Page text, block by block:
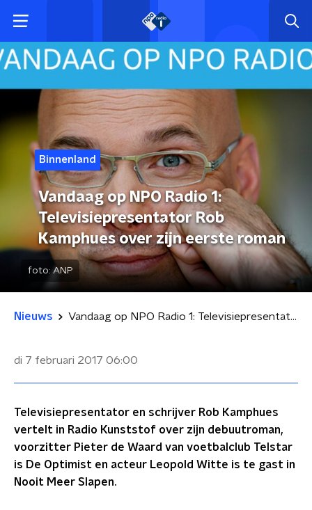
Binnenland
Vandaag op NPO Radio 1:
Televisiepresentator Rob
Kamphues over zijn eerste roman
foto:ANP
Nieuws Vandaag op NPO Radio 1: Televisiepresentator Rob Kamphues over zijn eerste roman
di 7 februari 2017 06:00
Televisiepresentator en schrijver Rob Kamphues
vertelt in Radio Kunststof over zijn debuutroman,
voorzitter Pieter de Waard van voetbalclub Telstar
is De Optimist en acteur Leopold Witte is te gast in
Nooit Meer Slapen.